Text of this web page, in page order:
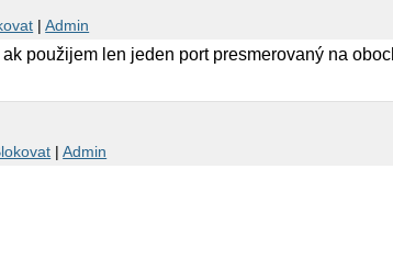
|Admin
použijem len jeden port presmerovaný na
|Admin